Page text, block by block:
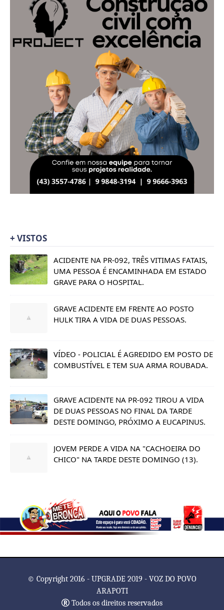
+ VISTOS
ACIDENTE NA PR-092, TRÊS VITIMAS FATAIS,
UMA PESSOA É ENCAMINHADA EM ESTADO
GRAVE PARA O HOSPITAL.
GRAVE ACIDENTE EM FRENTE AO POSTO
HULK TIRA A VIDA DE DUAS PESSOAS.
VÍDEO - POLICIAL É AGREDIDO EM POSTO DE
COMBUSTÍVEL E TEM SUA ARMA ROUBADA.
GRAVE ACIDENTE NA PR-092 TIROU A VIDA
DE DUAS PESSOAS NO FINAL DA TARDE
DESTE DOMINGO, PRÓXIMO A EUCAPINUS.
JOVEM PERDE A VIDA NA "CACHOEIRA DO
CHICO" NA TARDE DESTE DOMINGO (13).
© Copyright 2016 - UPGRADE 2019 - VOZ DO POVO
ARAPOTI
Todos os direitos reservados